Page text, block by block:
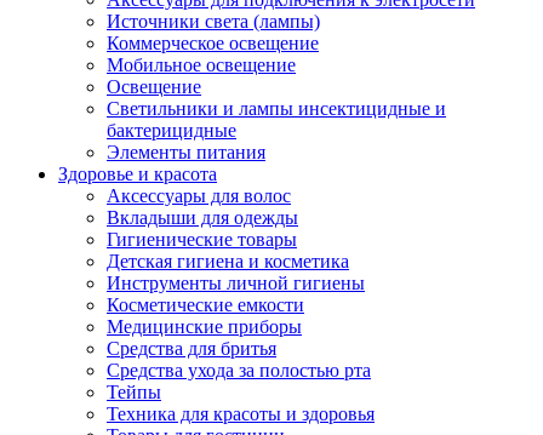
Источники света (лампы)
Коммерческое освещение
Мобильное освещение
Освещение
Светильники и лампы инсектицидные и
бактерицидные
Элементы питания
Здоровье и красота
Аксессуары для волос
Вкладыши для одежды
Гигиенические товары
Детская гигиена и косметика
Инструменты личной гигиены
Косметические емкости
Медицинские приборы
Средства для бритья
Средства ухода за полостью рта
Тейпы
Техника для красоты и здоровья